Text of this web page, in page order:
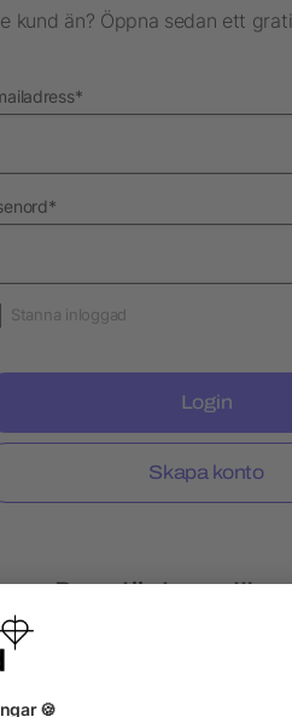
än? Öppna sedan ett
nödvändig
*
nödvändig
*
Stanna inloggad
Login
Skapa konto
Populär hos